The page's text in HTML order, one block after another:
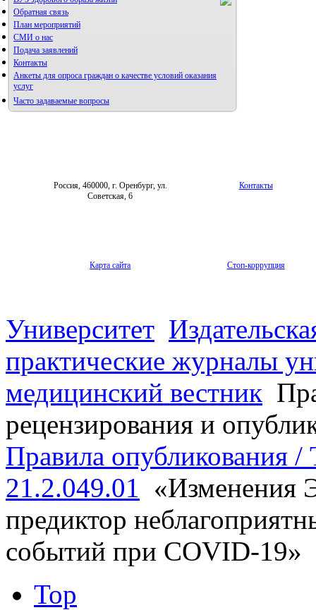
Фотогалерея
Обратная связь
План мероприятий
СМИ о нас
Подача заявлений
Контакты
Анкеты для опроса граждан о качестве условий оказания
услуг
Часто задаваемые вопросы
Россия, 460000, г. Оренбург, ул.
Советская, 6
Контакты
Карта сайта Стоп-коррупция
Университет
практические журналы
медицинский вестник
рецензирования и
Правила опубликования
21.2.049.01
«Изменения
предиктор
событий при COVID-19»
Top